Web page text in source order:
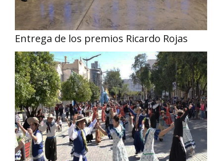
Entrega de los premios Ricardo Rojas